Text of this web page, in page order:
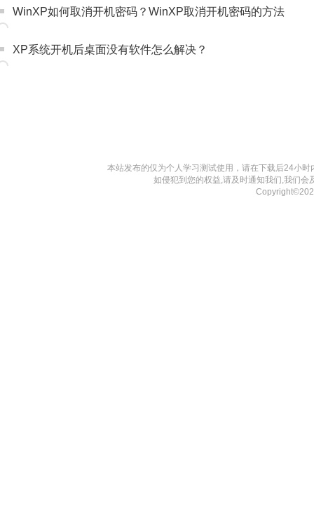
WinXP如何取消开机密码？WinXP取消开机密码的方法
XP系统开机后桌面没有软件怎么解决？
本站发布的仅为个人学习测试使用，请在下载后24小
如侵犯到您的权益,请及时通知我们,我们